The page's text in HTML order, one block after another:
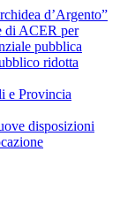
d’Argento”
di ACER per
pubblica
ridotta
e Provincia
disposizioni